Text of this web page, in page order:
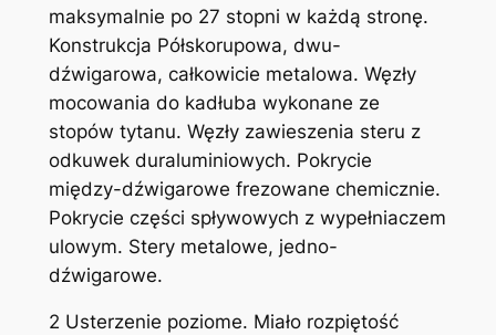
maksymalnie po 27 stopni w każdą stronę.
Konstrukcja Półskorupowa, dwu-
dźwigarowa, całkowicie metalowa. Węzły
mocowania do kadłuba wykonane ze
stopów tytanu. Węzły zawieszenia steru z
odkuwek duraluminiowych. Pokrycie
między-dźwigarowe frezowane chemicznie.
Pokrycie części spływowych z wypełniaczem
ulowym. Stery metalowe, jedno-
dźwigarowe.
2 Usterzenie poziome. Miało rozpiętość